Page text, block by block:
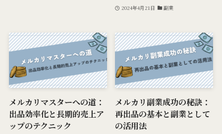
2024年4月21日 副業
メルカリマスターへの道：
出品効率化と長期的売上ア
ップのテクニック
メルカリ副業成功の秘訣：
再出品の基本と副業として
の活用法